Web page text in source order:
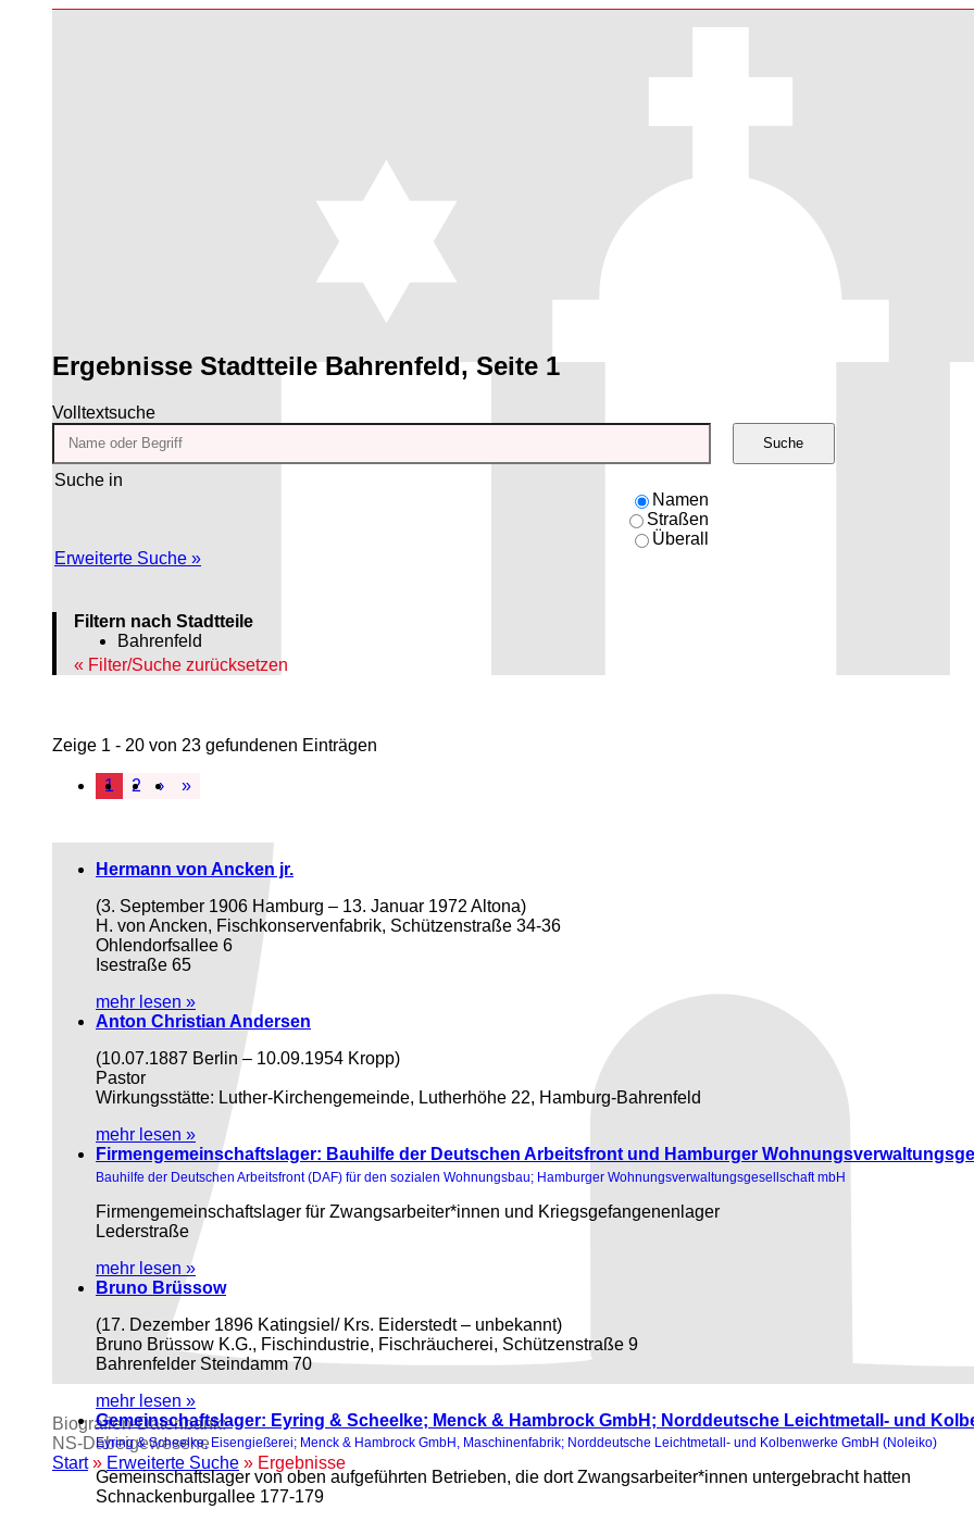
Biografien-Datenbank:
NS‑Dabeigewesene
Start» Erweiterte Suche » Ergebnisse
Ergebnisse Stadtteile Bahrenfeld, Seite 1
Volltextsuche
Suche in
Namen
Straßen
Überall
Erweiterte Suche »
Suche
Filtern nach Stadtteile
Bahrenfeld
Filter/Suche zurücksetzen
Zeige 1 - 20 von 23 gefundenen Einträgen
1 2 › »
Hermann von Ancken jr.
(3. September 1906 Hamburg – 13. Januar 1972 Altona)
H. von Ancken, Fischkonservenfabrik, Schützenstraße 34-36
Ohlendorfsallee 6
Isestraße 65
mehr lesen »
Anton Christian Andersen
(10.07.1887 Berlin – 10.09.1954 Kropp)
Pastor
Wirkungsstätte: Luther-Kirchengemeinde, Lutherhöhe 22, Hamburg-Bahrenfeld
mehr lesen »
Firmengemeinschaftslager: Bauhilfe der Deutschen Arbeitsfront und Hamburger
Bauhilfe der Deutschen Arbeitsfront (DAF) für den sozialen Wohnungsbau; Hamburger Wohnungsverwaltungsgesellschaft mbH
Firmengemeinschaftslager für Zwangsarbeiter*innen und Kriegsgefangenenlager
Lederstraße
mehr lesen »
Bruno Brüssow
(17. Dezember 1896 Katingsiel/ Krs. Eiderstedt – unbekannt)
Bruno Brüssow K.G., Fischindustrie, Fischräucherei, Schützenstraße 9
Bahrenfelder Steindamm 70
mehr lesen »
Gemeinschaftslager: Eyring & Scheelke; Menck & Hambrock GmbH; Norddeutsche Leichtmetall- und
Eyring & Scheelke, Eisengießerei; Menck & Hambrock GmbH, Maschinenfabrik; Norddeutsche Leichtmetall- und Kolbenwerke GmbH (Noleiko)
Gemeinschaftslager von oben aufgeführten Betrieben, die dort Zwangsarbeiter*innen untergebracht hatten
Schnackenburgallee 177-179